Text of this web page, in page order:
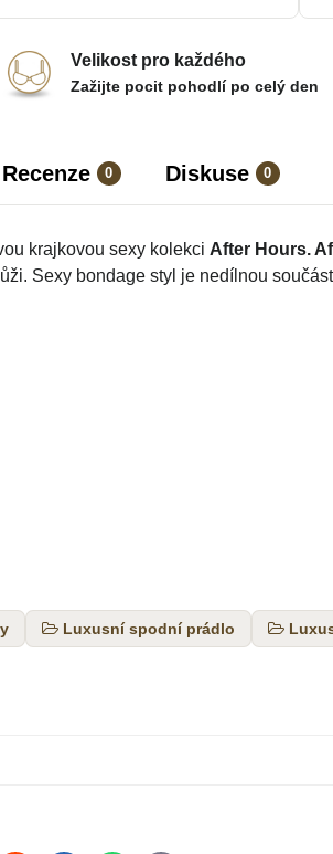
Recenze 0 Diskuse 0
krajkovou sexy kolekci After Hours.
Sexy bondage styl je nedílnou
Luxusní spodní prádlo
Velikost pro každého
Zažijte pocit pohodlí po celý den